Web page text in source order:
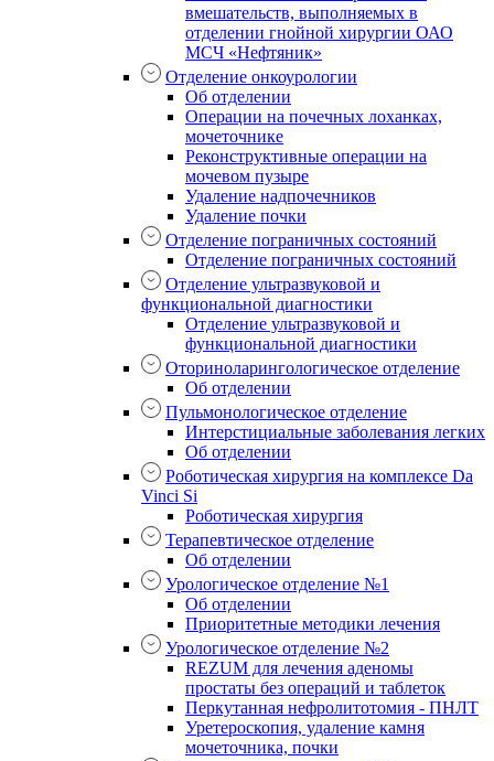
вмешательств, выполняемых в
отделении гнойной хирургии ОАО
МСЧ «Нефтяник»
Отделение онкоурологии
Об отделении
Операции на почечных лоханках,
мочеточнике
Реконструктивные операции на
мочевом пузыре
Удаление надпочечников
Удаление почки
Отделение пограничных состояний
Отделение пограничных состояний
Отделение ультразвуковой и
функциональной диагностики
Отделение ультразвуковой и
функциональной диагностики
Оториноларингологическое отделение
Об отделении
Пульмонологическое отделение
Интерстициальные заболевания легких
Об отделении
Роботическая хирургия на комплексе Da
Vinci Si
Роботическая хирургия
Терапевтическое отделение
Об отделении
Урологическое отделение №1
Об отделении
Приоритетные методики лечения
Урологическое отделение №2
REZUM для лечения аденомы
простаты без операций и таблеток
Перкутанная нефролитотомия - ПНЛТ
Уретероскопия, удаление камня
мочеточника, почки